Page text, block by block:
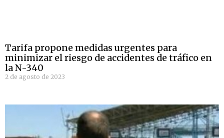
Tarifa propone medidas urgentes para
minimizar el riesgo de accidentes de tráfico en
la N-340
2 de agosto de 2023